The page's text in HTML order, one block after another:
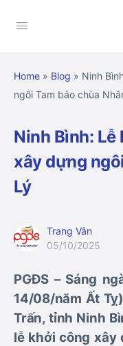
Home » Blog » Ninh
ngôi Tam bảo chùa
Ninh Bình:
xây dựng
Lý
Trang Vân
05/10/2025
PGĐS – Sáng
14/08/năm Ất
Trấn, tỉnh Ninh
lễ khởi công xây